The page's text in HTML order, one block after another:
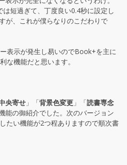
短過ぎて、丁度良い0.4秒に設定し
が、これが僕らなりのこだわりで
表示が発生し易いのでBook+を主に
な機能だと思います。
央寄せ 」「背景色変更 」「読書専念
能の御紹介でした。次のバージョン
たい機能が2つ程ありますので順次書